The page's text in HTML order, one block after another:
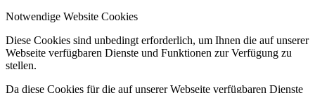
Notwendige Website Cookies
Diese Cookies sind unbedingt erforderlich, um Ihnen die auf unserer
Webseite verfügbaren Dienste und Funktionen zur Verfügung zu
stellen.
Da diese Cookies für die auf unserer Webseite verfügbaren Dienste